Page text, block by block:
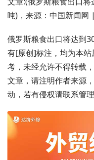
吨)，来源：中国新闻网
俄罗斯粮食出口将达到
有[原创]标注，均为本
考，未经允许不得转载
文章，请注明作者来源
动，若有侵权请联系管